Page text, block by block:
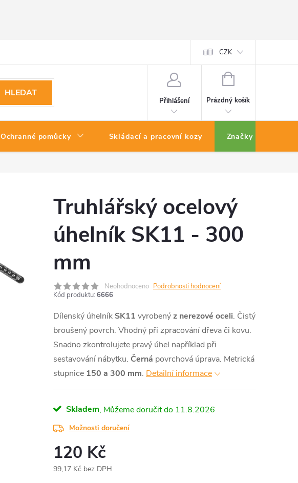
CZK
HLEDAT
Přihlášení
NÁKUPNÍ
Prázdný košík
Ochranné pomůcky Skládací a pracovní kozy Značky
Truhlářský ocelový
úhelník SK11 - 300
mm
Neohodnoceno Podrobnosti hodnocení
Kód produktu: 6666
Dílenský úhelník SK11 vyrobenýz nerezové oceli. Čistý
broušený povrch. Vhodný při zpracování dřeva či kovu.
Snadno zkontrolujete pravý úhel například při
sestavování nábytku. Černá povrchová úprava. Metrická
stupnice 150 a 300 mm. Detailní informace
Skladem 11.8.2026
Možnosti doručení
120 Kč
99,17 Kč bez DPH